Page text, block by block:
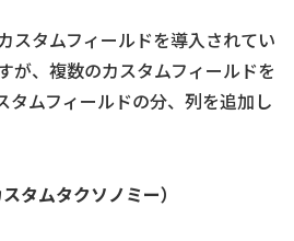
スタムフィールドを導入されてい
が、複数のカスタムフィールドを
タムフィールドの分、列を追加し
ムタクソノミー）